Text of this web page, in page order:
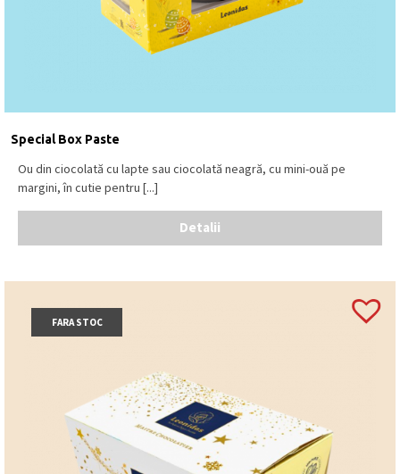
Special Box Paste
Ou din ciocolată cu lapte sau ciocolată neagră, cu mini-ouă pe
margini, în cutie pentru [...]
Detalii
FARA STOC